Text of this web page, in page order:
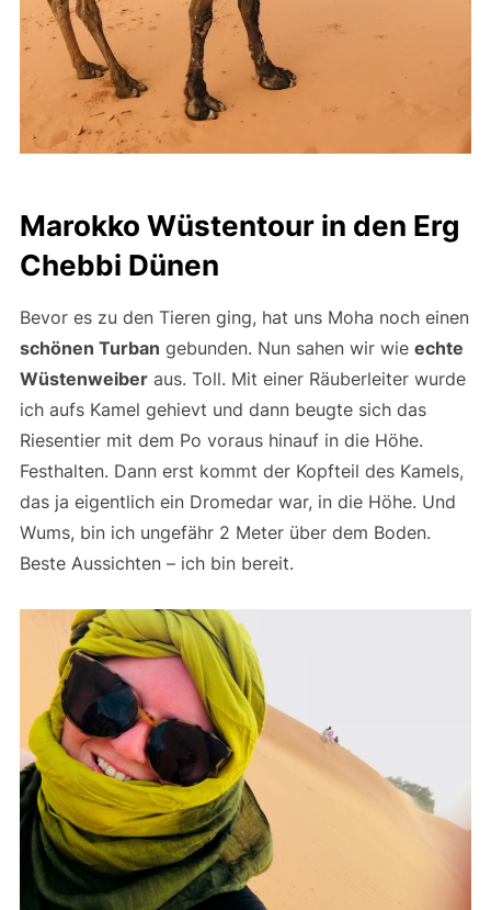
Marokko Wüstentour in den Erg
Chebbi Dünen
Bevor es zu den Tieren ging, hat uns Moha noch einen
schönen Turban gebunden. Nun sahen wir wie echte
Wüstenweiberaus. Toll. Mit einer Räuberleiter wurde
ich aufs Kamel gehievt und dann beugte sich das
Riesentier mit dem Po voraus hinauf in die Höhe.
Festhalten. Dann erst kommt der Kopfteil des Kamels,
das ja eigentlich ein Dromedar war, in die Höhe. Und
Wums, bin ich ungefähr 2 Meter über dem Boden.
Beste Aussichten – ich bin bereit.